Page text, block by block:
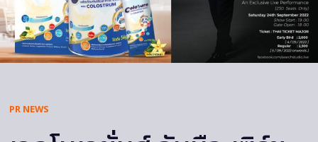
PR NEWS